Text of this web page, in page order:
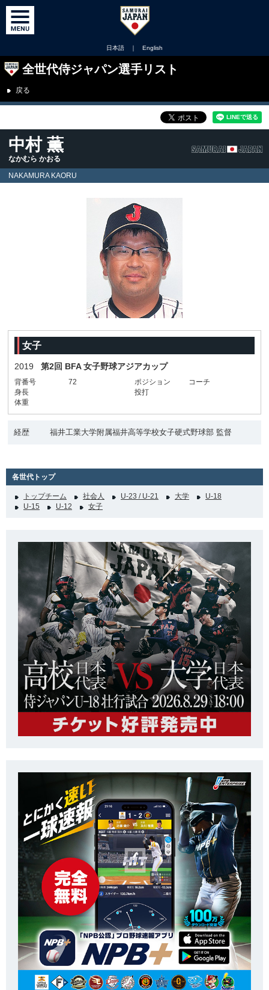
日本語 ｜ English
全世代侍ジャパン選手リスト
戻る
中村 薫
なかむら かおる
NAKAMURA KAORU
女子
2019 第2回 BFA 女子野球アジアカップ
背番号 72 ポジション
コーチ
身長
投打
体重
経歴 福井工業大学附属福井高等学校女子硬式野球部 監督
各世代トップ
トップチーム 社会人 U-23 / U-21 大学
U-18
U-15
U-12 女子